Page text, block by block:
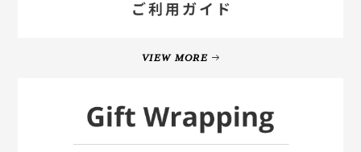
VIEW MORE